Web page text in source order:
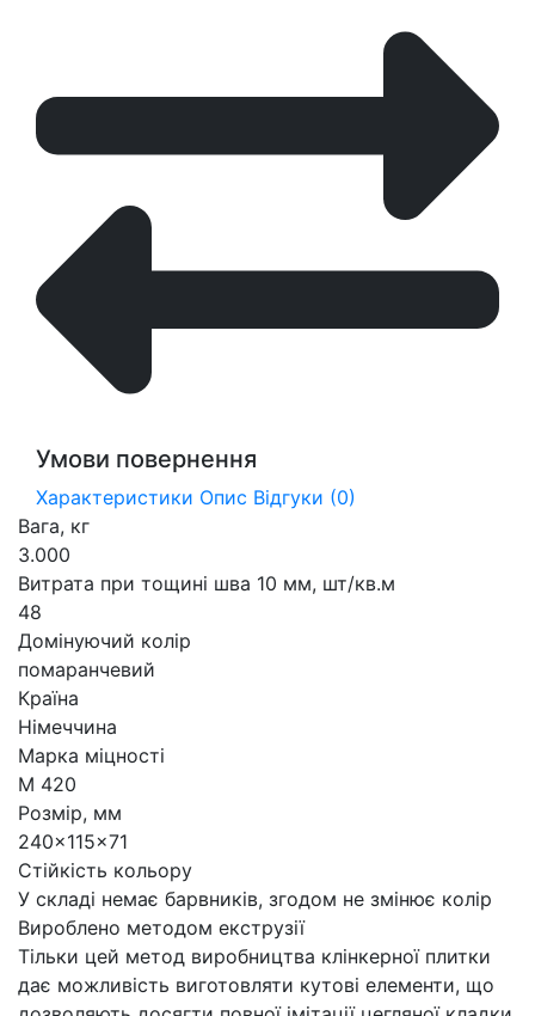
Умови повернення
Характеристики Опис Відгуки (0)
Вага, кг
3.000
Витрата при тощині шва 10 мм, шт/кв.м
48
Домінуючий колір
помаранчевий
Країна
Німеччина
Марка міцності
М 420
Розмір, мм
240x115x71
Стійкість кольору
У складі немає барвників, згодом не змінює колір
Вироблено методом екструзії
Тільки цей метод виробництва клінкерної плитки
дає можливість виготовляти кутові елементи, що